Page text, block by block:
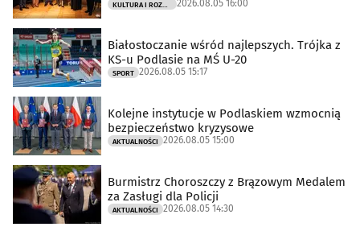
2026.08.05 16:00
Białostoczanie wśród najlepszych. Trójka z
KS-u Podlasie na MŚ U-20
SPORT 2026.08.05 15:17
Kolejne instytucje w Podlaskiem wzmocnią
bezpieczeństwo kryzysowe
AKTUALNOŚCI 2026.08.05 15:00
Burmistrz Choroszczy z Brązowym Medalem
za Zasługi dla Policji
AKTUALNOŚCI 2026.08.05 14:30